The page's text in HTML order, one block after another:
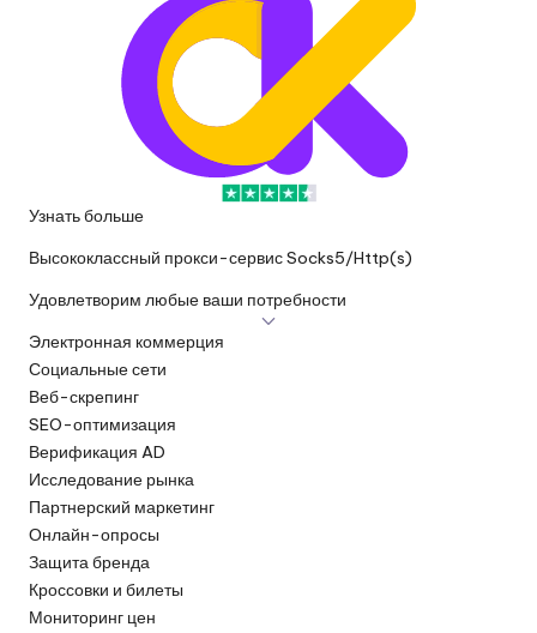
Узнать больше
Высококлассный прокси-сервис Socks5/Http(s)
Удовлетворим любые ваши потребности
Электронная коммерция
Социальные сети
Веб-скрепинг
SEO-оптимизация
Верификация AD
Исследование рынка
Партнерский маркетинг
Онлайн-опросы
Защита бренда
Кроссовки и билеты
Мониторинг цен